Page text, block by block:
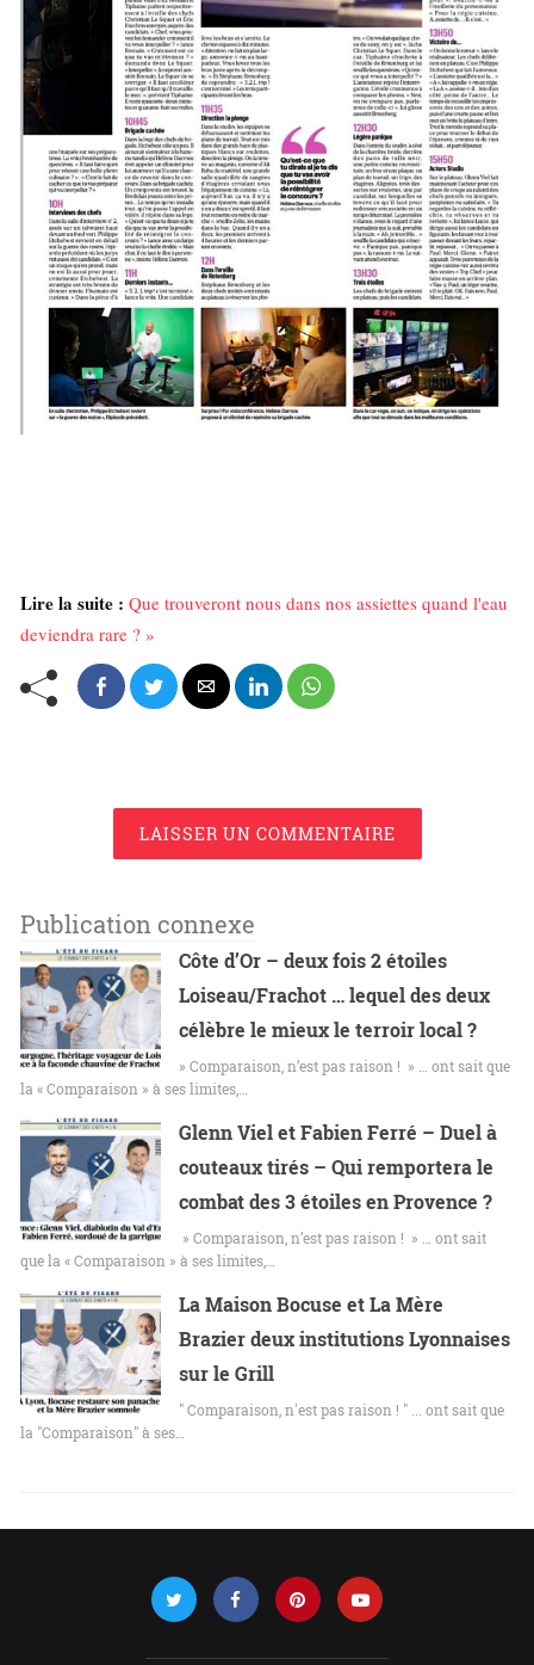
Lire la suite : Que trouveront nous dans nos assiettes quand l'eau
deviendra rare ? »
LAISSER UN COMMENTAIRE
Publication connexe
Côte d’Or – deux fois 2 étoiles
Loiseau/Frachot … lequel des deux
célèbre le mieux le terroir local ?
» Comparaison, n’est pas raison ! » … ont sait que
la « Comparaison » à ses limites,…
Glenn Viel et Fabien Ferré – Duel à
couteaux tirés – Qui remportera le
combat des 3 étoiles en Provence ?
» Comparaison, n’est pas raison ! » … ont sait
que la « Comparaison » à ses limites,…
La Maison Bocuse et La Mère
Brazier deux institutions Lyonnaises
sur le Grill
" Comparaison, n'est pas raison ! " ... ont sait que
la "Comparaison" à ses…